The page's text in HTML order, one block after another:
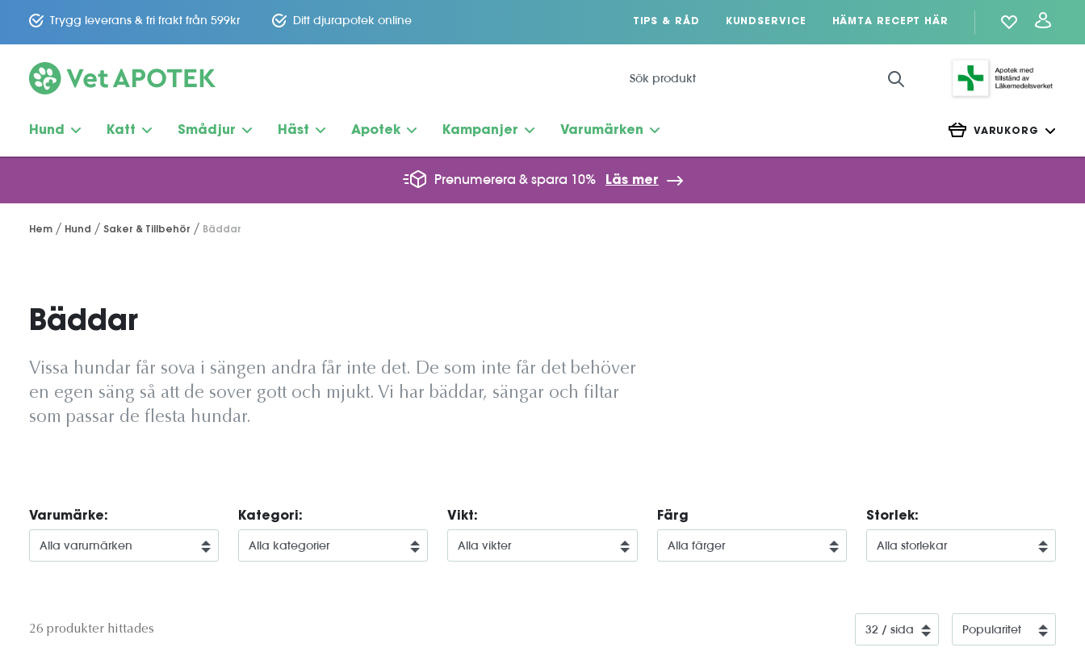
Trygg leverans & fri frakt från 599kr Ditt djurapotek online TIPS & RÅD KUNDSERVICE HÄMTA RECEPT HÄR
Hund Katt Smådjur Häst Apotek Kampanjer Varumärken VARUKORG
Prenumerera & spara 10% Läs mer
Hem Hund Saker & Tillbehör Bäddar
Bäddar
Vissa hundar får sova i sängen andra får inte det. De som inte får det behöver
en egen säng så att de sover gott och mjukt. Vi har bäddar, sängar och filtar
som passar de flesta hundar.
Varumärke: Kategori: Vikt: Färg Storlek:
26 produkter hittades